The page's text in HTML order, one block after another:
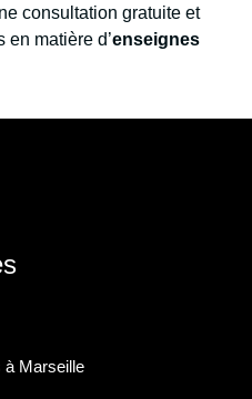
consultation gratuite et
matière d’enseignes
à Marseille